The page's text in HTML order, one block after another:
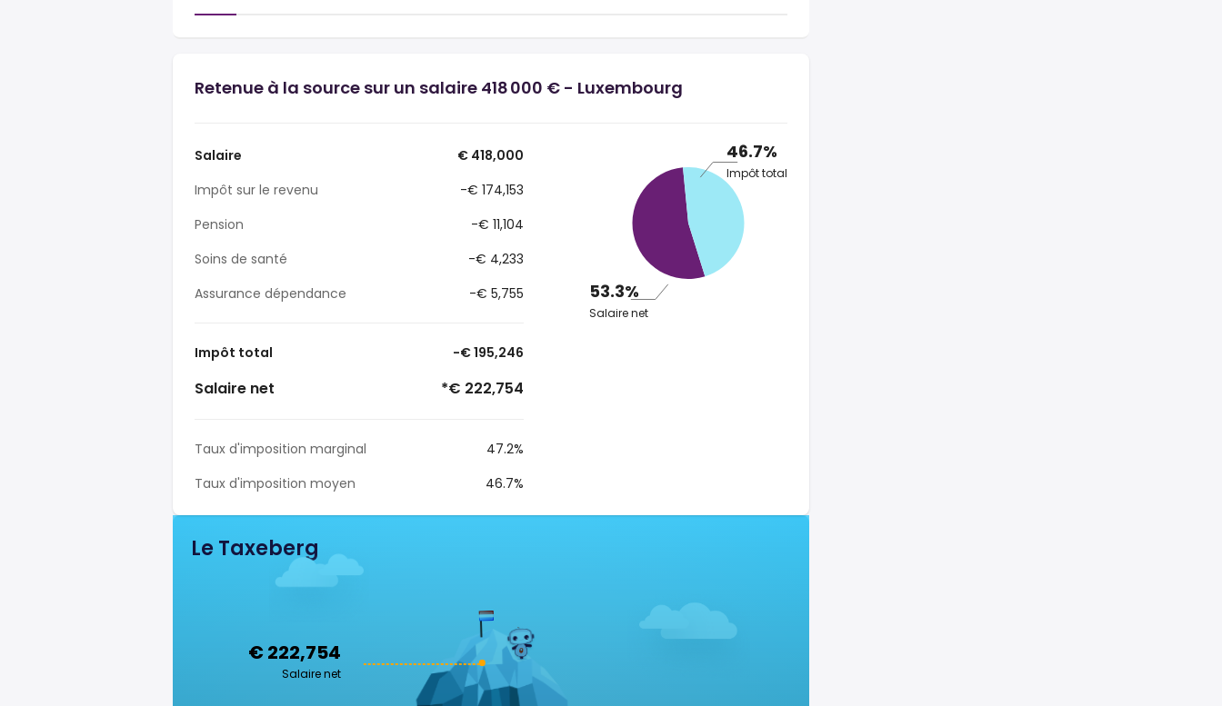
Retenue à la source sur un salaire 418 000 € - Luxembourg
Salaire
€ 418,000
Impôt sur le revenu
-€ 174,153
Pension
-€ 11,104
Soins de santé
-€ 4,233
Assurance dépendance
-€ 5,755
Impôt total -€ 195,246
Salaire net *€ 222,754
Taux d'imposition marginal
47.2%
Taux d'imposition moyen
46.7%
46.7%
Impôt total
53.3%
Salaire net
Le Taxeberg
€ 222,754
Salaire net